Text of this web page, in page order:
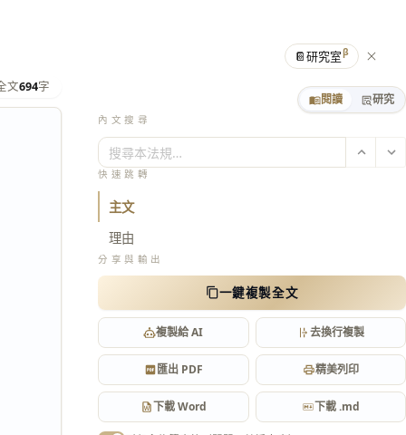
文694字
閱讀 研究
內文搜尋
搜尋本法規…
快速跳轉
主文
理由
分享與輸出
一鍵複製全文
複製給 AI 去換行複製
匯出 PDF 精美列印
下載 Word 下載 .md
📔研究室β